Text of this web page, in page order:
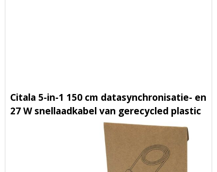
Citala 5-in-1 150 cm datasynchronisatie- en
27 W snellaadkabel van gerecycled plastic